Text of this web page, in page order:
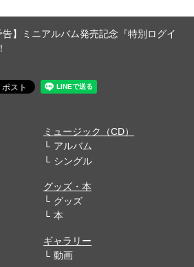
告】ミニアルバム発売記念『特別ログイ
ミュージック（CD）
アルバム
シングル
グッズ・本
グッズ
本
ギャラリー
動画